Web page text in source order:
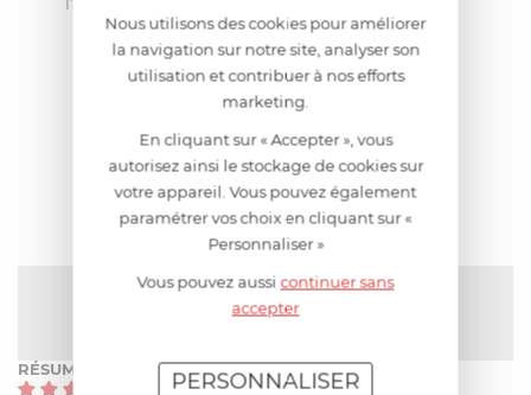
AIDE AU CHOIX
AVIS CLIENT
NOTE MOYENNE
Pas encore de note
RÉSUMÉ
Nous utilisons des cookies pour améliorer
la navigation sur notre site, analyser son
utilisation et contribuer à nos efforts
marketing.
En cliquant sur « Accepter », vous
autorisez ainsi le stockage de cookies sur
votre appareil. Vous pouvez également
paramétrer vos choix en cliquant sur «
Personnaliser »
Vous pouvez aussicontinuer sans
accepter
PERSONNALISER